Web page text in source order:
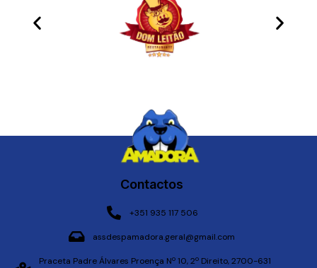
Contactos
+351 935 117 506
assdespamadora.geral@gmail.com
Praceta Padre Álvares Proença Nº 10, 2º Direito, 2700-631